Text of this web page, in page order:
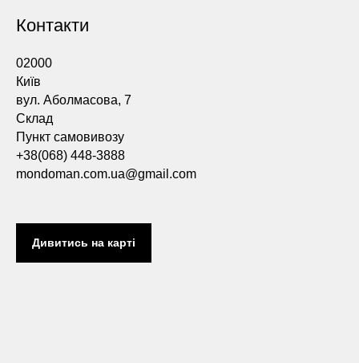
Контакти
02000
Київ
вул. Аболмасова, 7
Склад
Пункт самовивозу
+38(068) 448-3888
mondoman.com.ua@gmail.com
Дивитись на карті